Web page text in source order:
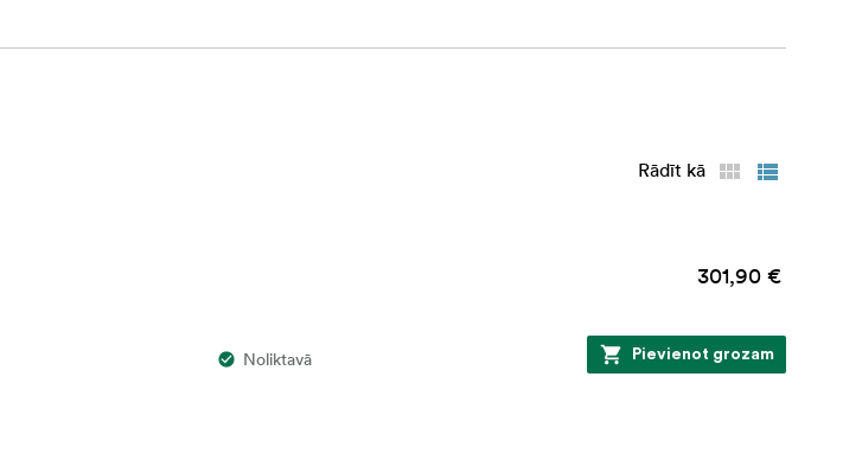
Rādīt kā
301,90 €
Noliktavā Pievienot grozam